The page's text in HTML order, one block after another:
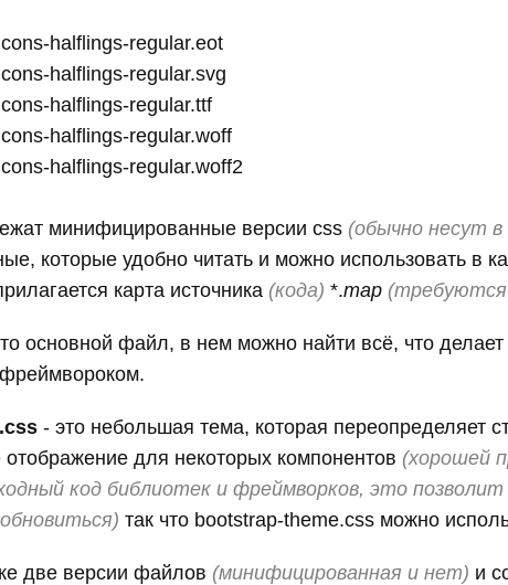
halflings-regular.eot
halflings-regular.svg
halflings-regular.ttf
halflings-regular.woff
минифицированные версии css (обычно несут
которые удобно читать и можно использовать в
карта источника (кода) *.map (требуются
основной файл, в нем можно найти всё, что
- это небольшая тема, которая переопределяет
для некоторых компонентов (хорошей
код библиотек и фреймворков, это
так что bootstrap-theme.css можно
две версии файлов (минифицированная и нет) и